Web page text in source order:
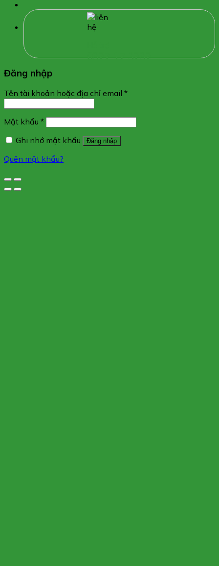
0327 17 3232
Đăng nhập
Tên tài khoản hoặc địa chỉ email *
Mật khẩu *
Ghi nhớ mật khẩu
Đăng nhập
Quên mật khẩu?